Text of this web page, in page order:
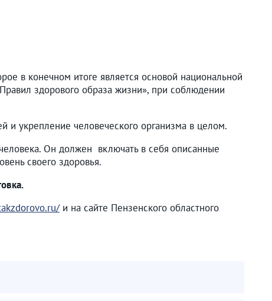
в конечном итоге является основой национальной
здорового образа жизни», при соблюдении
и укрепление человеческого организма в целом.
Он должен включать в себя описанные
своего здоровья.
и на сайте Пензенского областного